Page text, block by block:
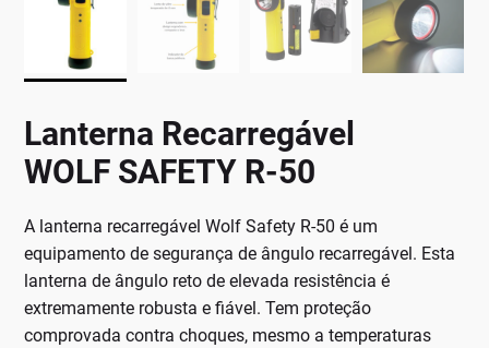
Lanterna Recarregável
WOLF SAFETY R-50
A lanterna recarregável Wolf Safety R-50 é um
equipamento de segurança de ângulo recarregável. Esta
lanterna de ângulo reto de elevada resistência é
extremamente robusta e fiável. Tem proteção
comprovada contra choques, mesmo a temperaturas